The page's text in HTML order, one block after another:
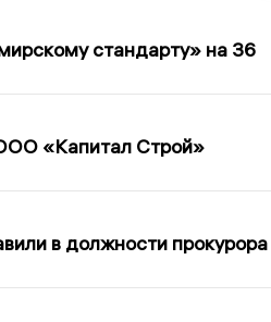
стандарту» на 36
«Капитал Строй»
в должности прокурора